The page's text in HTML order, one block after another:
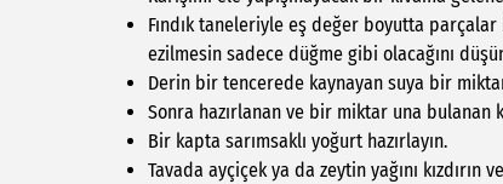
Fındık taneleriyle eş değer boyutta parçalar
ezilmesin sadece düğme gibi olacağını
Derin bir tencerede kaynayan suya bir
Sonra hazırlanan ve bir miktar una bulanan
Bir kapta sarımsaklı yoğurt hazırlayın.
Tavada ayçiçek ya da zeytin yağını